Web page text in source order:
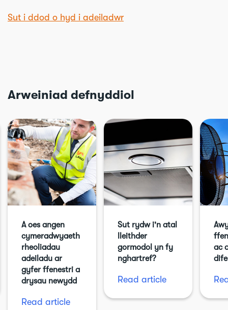
Sut i ddod o hyd i adeiladwr
Arweiniad defnyddiol
A oes angen
cymeradwyaeth
rheoliadau
adeiladu ar
gyfer ffenestri a
drysau newydd
Read article
Sut rydw i'n atal
lleithder
gormodol yn fy
nghartref?
Read article
ac